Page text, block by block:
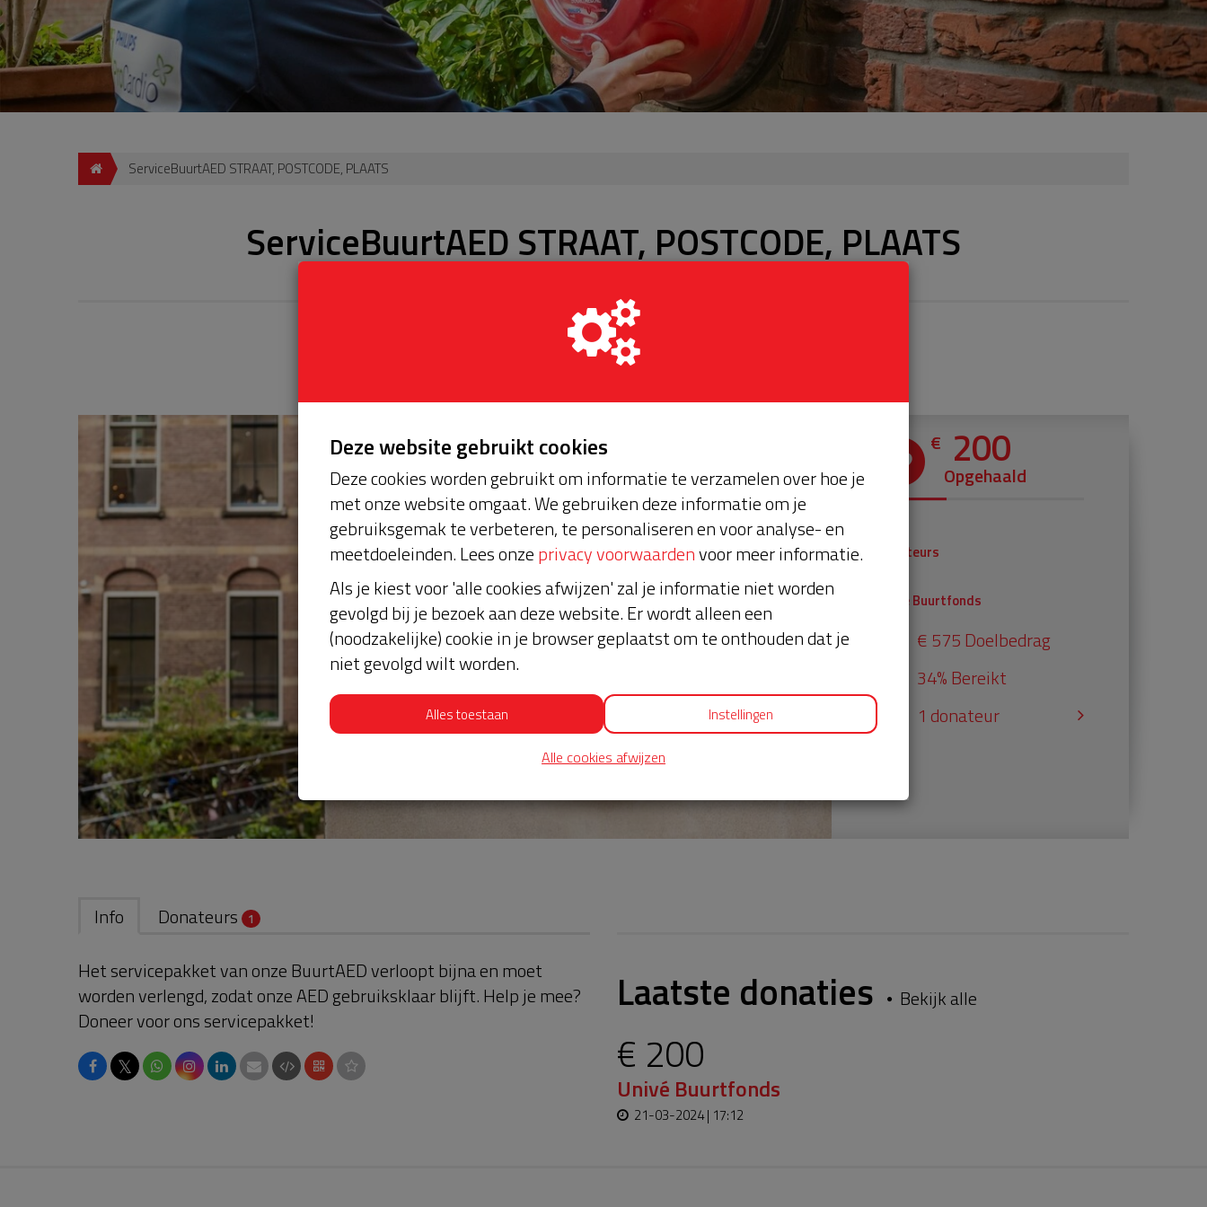
ServiceBuurtAED STRAAT, POSTCODE, PLAATS
ServiceBuurtAED STRAAT, POSTCODE, PLAATS
Je kunt niet meer doneren
€ 200
Opgehaald
Donateurs
Univé Buurtfonds
€ 575 Doelbedrag
34% Bereikt
1 donateur
Info Donateurs 1
Het servicepakket van onze BuurtAED verloopt bijna en moet
worden verlengd, zodat onze AED gebruiksklaar blijft. Help je mee?
Doneer voor ons servicepakket!
𝕏
Laatste donaties Bekijk alle
€ 200
Univé Buurtfonds
21-03-2024 | 17:12
Deze website gebruikt cookies
Deze cookies worden gebruikt om informatie te verzamelen over hoe je
met onze website omgaat. We gebruiken deze informatie om je
gebruiksgemak te verbeteren, te personaliseren en voor analyse- en
meetdoeleinden. Lees onzeprivacy voorwaardenvoor meer informatie.
Als je kiest voor 'alle cookies afwijzen' zal je informatie niet worden
gevolgd bij je bezoek aan deze website. Er wordt alleen een
(noodzakelijke) cookie in je browser geplaatst om te onthouden dat je
niet gevolgd wilt worden.
Alles toestaan Instellingen
Alle cookies afwijzen